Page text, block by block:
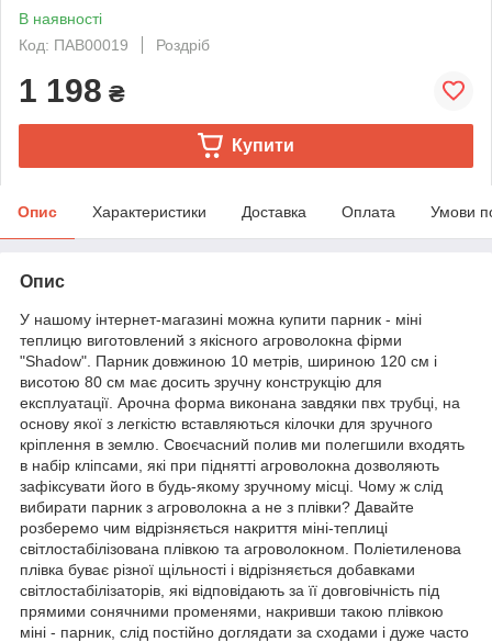
В наявності
Код: ПАВ00019
Роздріб
1 198 ₴
Купити
Опис Характеристики Доставка Оплата Умови
Опис
У нашому інтернет-магазині можна купити парник - міні
теплицю виготовлений з якісного агроволокна фірми
"Shadow". Парник довжиною 10 метрів, шириною 120 см і
висотою 80 см має досить зручну конструкцію для
експлуатації. Арочна форма виконана завдяки пвх трубці, на
основу якої з легкістю вставляються кілочки для зручного
кріплення в землю. Своєчасний полив ми полегшили входять
в набір кліпсами, які при піднятті агроволокна дозволяють
зафіксувати його в будь-якому зручному місці. Чому ж слід
вибирати парник з агроволокна а не з плівки? Давайте
розберемо чим відрізняється накриття міні-теплиці
світлостабілізована плівкою та агроволокном. Поліетиленова
плівка буває різної щільності і відрізняється добавками
світлостабілізаторів, які відповідають за її довговічність під
прямими сонячними променями, накривши такою плівкою
міні - парник, слід постійно доглядати за сходами і дуже часто